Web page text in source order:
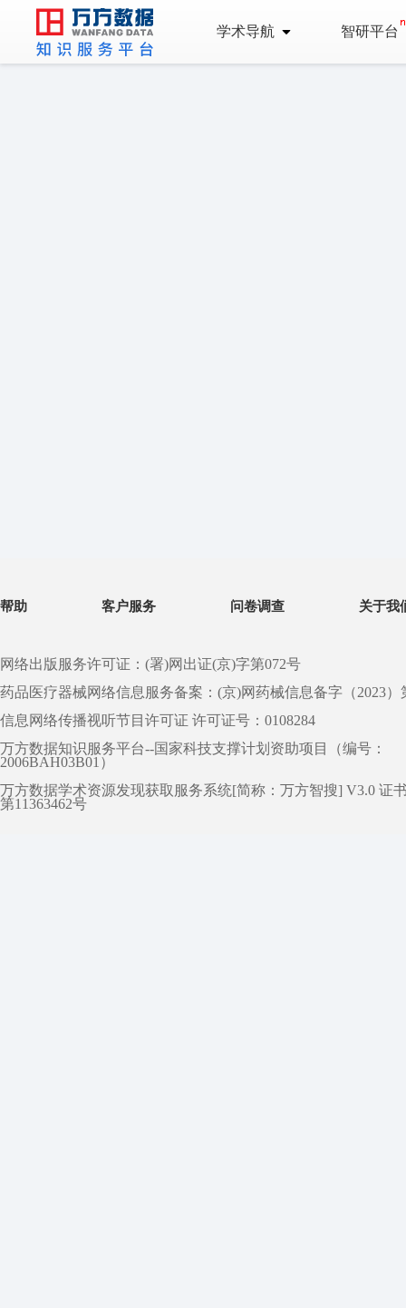
学术导航 智研平台
帮助 客户服务 问卷调查 关于我
网络出版服务许可证：(署)网出证(京)字第072号
药品医疗器械网络信息服务备案：(京)网药械信息备字（2023）
信息网络传播视听节目许可证 许可证号：0108284
万方数据知识服务平台--国家科技支撑计划资助项目（编号：
2006BAH03B01）
万方数据学术资源发现获取服务系统[简称：万方智搜] V3.0 证
第11363462号